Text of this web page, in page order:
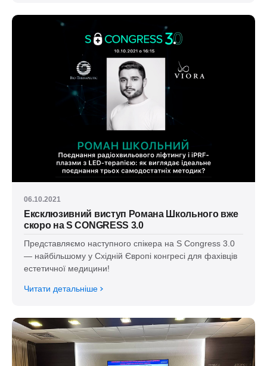
06.10.2021
Ексклюзивний виступ Романа Школьного вже
скоро на S CONGRESS 3.0
Представляємо наступного спікера на S Congress 3.0
— найбільшому у Східній Європі конгресі для фахівців
естетичної медицини!
Читати детальніше